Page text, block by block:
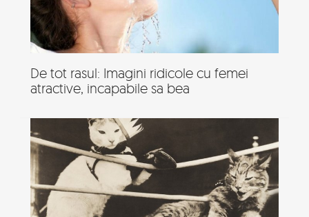
De tot rasul: Imagini ridicole cu femei
atractive, incapabile sa bea